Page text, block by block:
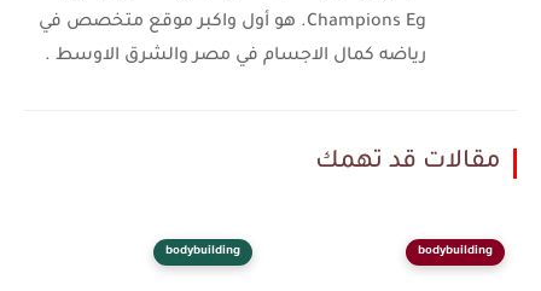
Champions Eg. هو أول واكبر موقع متخصص في
رياضه كمال الاجسام في مصر والشرق الاوسط .
مقالات قد تهمك
bodybuilding
bodybuilding